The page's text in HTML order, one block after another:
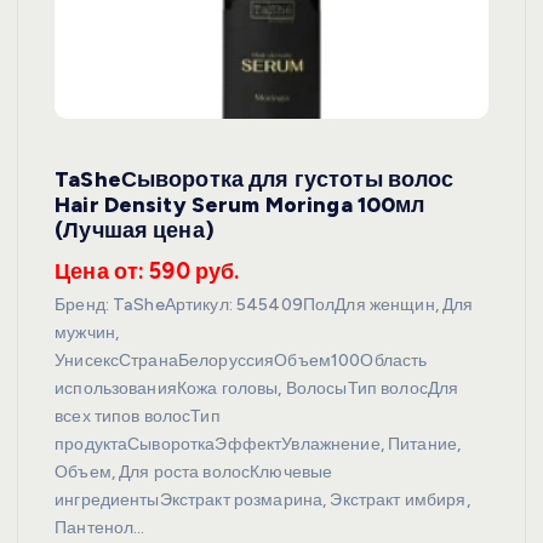
TaSheСыворотка для густоты волос
Hair Density Serum Moringa 100мл
(Лучшая цена)
Цена от: 590 руб.
Бренд: TaSheАртикул: 545409ПолДля женщин, Для
мужчин,
УнисексСтранаБелоруссияОбъем100Область
использованияКожа головы, ВолосыТип волосДля
всех типов волосТип
продуктаСывороткаЭффектУвлажнение, Питание,
Объем, Для роста волосКлючевые
ингредиентыЭкстракт розмарина, Экстракт имбиря,
Пантенол…